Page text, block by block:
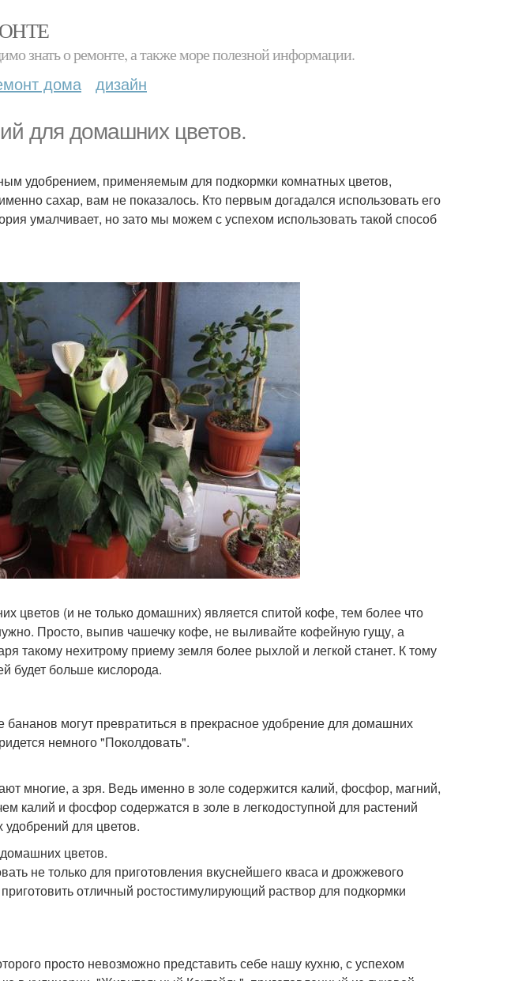
знать о ремонте, а также море полезной информации.
дома дизайн
для домашних цветов.
удобрением, применяемым для подкормки комнатных цветов,
сахар, вам не показалось. Кто первым догадался использовать его
умалчивает, но зато мы можем с успехом использовать такой способ
цветов (и не только домашних) является спитой кофе, тем более что
Просто, выпив чашечку кофе, не выливайте кофейную гущу, а
такому нехитрому приему земля более рыхлой и легкой станет. К тому
будет больше кислорода.
могут превратиться в прекрасное удобрение для домашних
немного "Поколдовать".
многие, а зря. Ведь именно в золе содержится калий, фосфор, магний,
калий и фосфор содержатся в золе в легкодоступной для растений
для цветов.
цветов.
не только для приготовления вкуснейшего кваса и дрожжевого
отличный ростостимулирующий раствор для подкормки
просто невозможно представить себе нашу кухню, с успехом